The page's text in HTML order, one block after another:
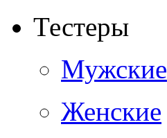
Тестеры
Мужские
Женские